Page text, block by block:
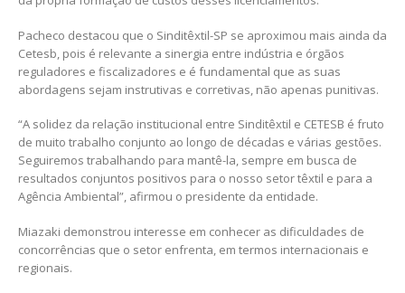
Pacheco destacou que o Sinditêxtil-SP se aproximou mais ainda da
Cetesb, pois é relevante a sinergia entre indústria e órgãos
reguladores e fiscalizadores e é fundamental que as suas
abordagens sejam instrutivas e corretivas, não apenas punitivas.
“A solidez da relação institucional entre Sinditêxtil e CETESB é fruto
de muito trabalho conjunto ao longo de décadas e várias gestões.
Seguiremos trabalhando para mantê-la, sempre em busca de
resultados conjuntos positivos para o nosso setor têxtil e para a
Agência Ambiental”, afirmou o presidente da entidade.
Miazaki demonstrou interesse em conhecer as dificuldades de
concorrências que o setor enfrenta, em termos internacionais e
regionais.